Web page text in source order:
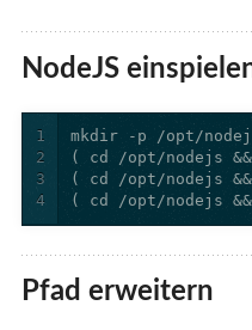
NodeJS
1
2
3
4
( cd /opt/nodejs
Pfad erweitern